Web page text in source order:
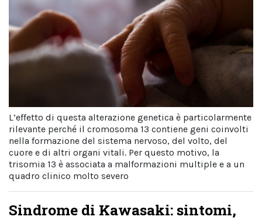
L’effetto di questa alterazione genetica è particolarmente
rilevante perché il cromosoma 13 contiene geni coinvolti
nella formazione del sistema nervoso, del volto, del
cuore e di altri organi vitali. Per questo motivo, la
trisomia 13 è associata a malformazioni multiple e a un
quadro clinico molto severo
Sindrome di Kawasaki: sintomi,